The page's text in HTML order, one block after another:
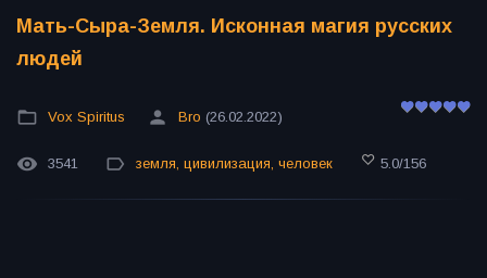
Мать-Сыра-Земля. Исконная магия русских
людей
Vox Spiritus Bro (26.02.2022)
3541 земля, цивилизация, человек 5.0/156